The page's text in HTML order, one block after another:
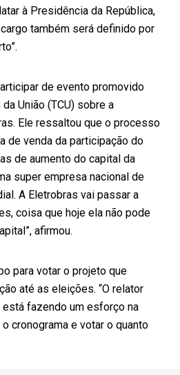
à Presidência da República,
também será definido por
de evento promovido
União (TCU) sobre a
Ele ressaltou que o processo
de venda da participação do
de aumento do capital da
super empresa nacional de
A Eletrobras vai passar a
coisa que hoje ela não pode
afirmou.
para votar o projeto que
até as eleições. “O relator
fazendo um esforço na
cronograma e votar o quanto